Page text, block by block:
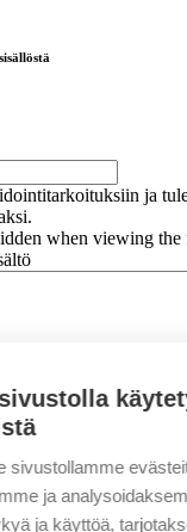
ja
when viewing the
Etunimi
sivustollamme
ja
ja käyttöä,